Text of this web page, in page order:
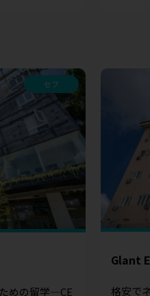
セブ
めの留学—CE
Glant
格安で